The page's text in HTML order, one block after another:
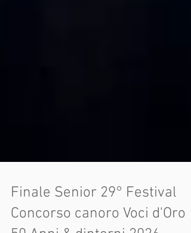
Finale Senior 29° Festival